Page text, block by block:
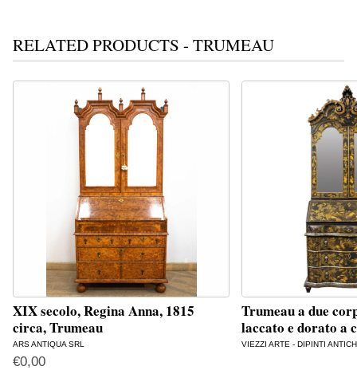
RELATED PRODUCTS - TRUMEAU
XIX secolo, Regina Anna, 1815
circa, Trumeau
ARS ANTIQUA SRL
€0,00
Trumeau a due
laccato e dorato a
VIEZZI ARTE - DIPINTI